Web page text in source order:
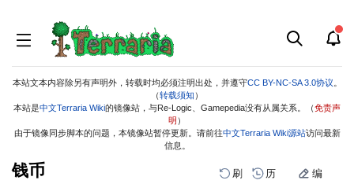
本站文本内容除另有声明外，转载时均必须注明出处，并遵守CC BY-NC-SA 3.0协议
（转载须知 ）
本站是中文Terraria Wiki的镜像站，与Re-Logic、Gamepedia没有从属关系。（免责声
明 ）
由于镜像同步脚本的问题，本镜像站暂停更新。请前往中文Terraria Wiki源站访问最新
信息。
钱币 刷 历 编